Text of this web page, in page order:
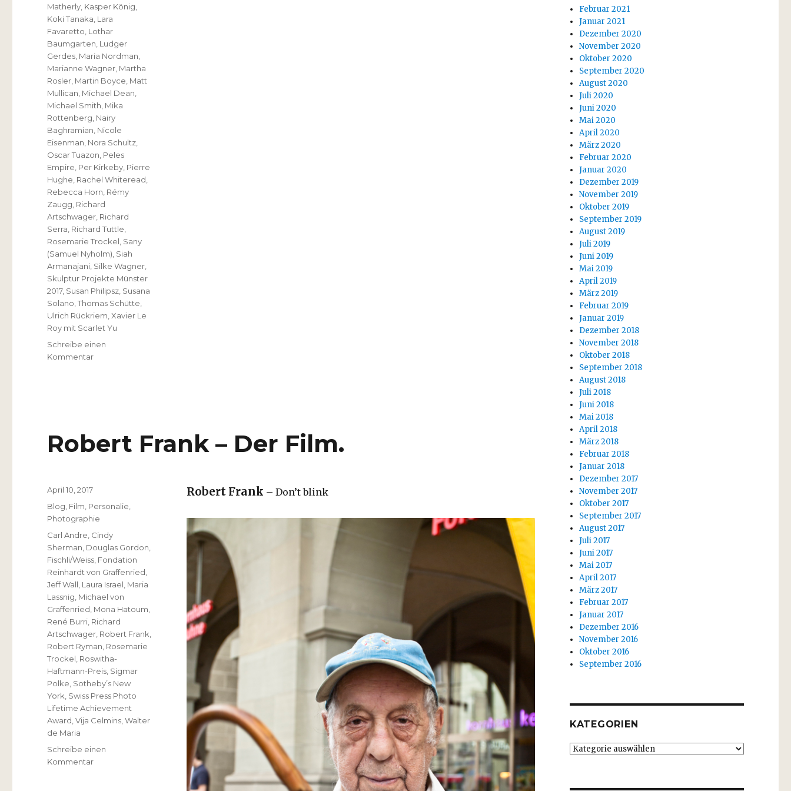
Matherly Kasper König
Koki Tanaka Lara
Favaretto Lothar
Baumgarten Ludger
Gerdes Maria Nordman
Marianne Wagner Martha
Rosler Martin Boyce Matt
Mullican Michael Dean
Michael Smith Mika
Rottenberg Nairy
Baghramian Nicole
Eisenman Nora Schultz
Oscar Tuazon Peles
Empire Per Kirkeby Pierre
Hughe Rachel Whiteread
Rebecca Horn Rémy
Zaugg Richard
Artschwager Richard
Serra Richard Tuttle
Rosemarie Trockel Sany
(Samuel Nyholm) Siah
Armanajani Silke Wagner
Skulptur Projekte Münster
2017, Susan Philipsz Susana
Solano ,Thomas Schütte
Ulrich Rückriem ,Xavier Le
Roy mit Scarlet Yu
Schreibe einen
Kommentarzu
Robert Frank – Der Film.
Robert Frank – Don’t blink
Veröffentlicht
am
April 10, 2017
Kategorien
Blog Film Personalie
Photographie
Schlagwörter
Carl Andre Cindy
Sherman Douglas Gordon
Fischli/Weiss Fondation
Reinhardt von Graffenried
Jeff Wall Laura Israel Maria
Lassnig Michael von
Graffenried Mona Hatoum
René Burri Richard
Artschwager Robert Frank
Robert Ryman Rosemarie
Trockel Roswitha-
Haftmann-Preis Sigmar
Polke Sotheby’s New
York Swiss Press Photo
Lifetime Achievement
Award ,Vija Celmins ,Walter
de Maria
Schreibe einen
Kommentarzu
Februar 2021
Januar 2021
Dezember 2020
November 2020
Oktober 2020
September 2020
August 2020
Juli 2020
Juni 2020
Mai 2020
April 2020
März 2020
Februar 2020
Januar 2020
Dezember 2019
November 2019
Oktober 2019
September 2019
August 2019
Juli 2019
Juni 2019
Mai 2019
April 2019
März 2019
Februar 2019
Januar 2019
Dezember 2018
November 2018
Oktober 2018
September 2018
August 2018
Juli 2018
Juni 2018
Mai 2018
April 2018
März 2018
Februar 2018
Januar 2018
Dezember 2017
November 2017
Oktober 2017
September 2017
August 2017
Juli 2017
Juni 2017
Mai 2017
April 2017
März 2017
Februar 2017
Januar 2017
Dezember 2016
November 2016
Oktober 2016
September 2016
KATEGORIEN
Kategorien